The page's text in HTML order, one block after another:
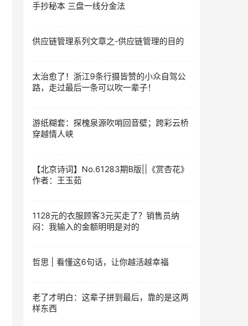
手抄秘本 三盘一线分金法
供应链管理系列文章之-供应链管理的目的
太治愈了！浙江9条行摄皆赞的小众自驾公
路，走过最后一条可以吹一辈子！
游纸糊套：探槐泉源吹哨回音壁；跨彩云桥
穿越情人峡
【北京诗词】No.61283期B版||​《赏杏花》
作者​：王玉茹
1128元的衣服顾客3元买走了？销售员纳
闷：我输入的金额明明是对的
哲思 | 看懂这6句话，让你越活越幸福
老了才明白：这辈子拼到最后，靠的是这两
样东西